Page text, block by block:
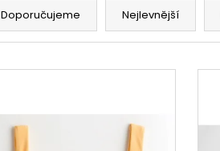
Doporučujeme Nejlevnější